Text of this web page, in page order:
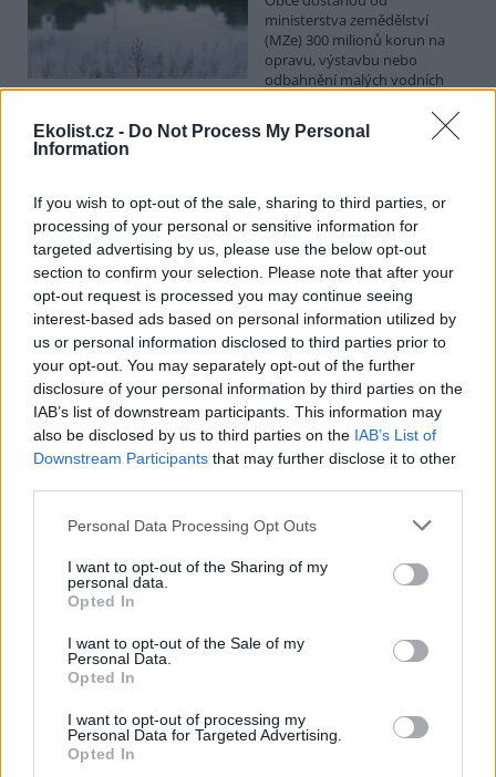
Ekolist.cz - Do Not Process My Personal
Information
If you wish to opt-out of the sale, sharing to third parties, or
processing of your personal or sensitive information for
targeted advertising by us, please use the below opt-out
section to confirm your selection. Please note that after your
opt-out request is processed you may continue seeing
interest-based ads based on personal information utilized by
us or personal information disclosed to third parties prior to
your opt-out. You may separately opt-out of the further
disclosure of your personal information by third parties on the
IAB’s list of downstream participants. This information may
also be disclosed by us to third parties on the IAB’s List of
Downstream Participants that may further disclose it to other
Personal Data Processing Opt Outs
I want to opt-out of the Sharing of my
personal data.
Opted In
I want to opt-out of the Sale of my
Personal Data.
Opted In
I want to opt-out of processing my
Personal Data for Targeted Advertising.
Opted In
ministerstva zemědělství
(MZe) 300 milionů korun na
opravu, výstavbu nebo
odbahnění malých vodních
Hospodářským zvířatům pomáhají při vedrech remízky
4.8.2026 12:52 ( ČTK)
Hospodářská zvířata na jihu
Čech se při tropických
teplotách ochlazují v
remízkách i kamenných stájích.
Někteří jihočeští farmáři
vypouštějí krávy, ovce či koně na pastviny v noci a v největších
vedrech je nechávají uvnitř chladnějších budov. Kvůli suchu
neroste na loukách tráva a zemědělci musí dobytek přikrmovat
zásobami sena na zimu. Vysychají zdroje vody a rostou náklady na
její dopravu i na elektřinu na ochlazování zvířat, zjistila ČTK.
V Japonsku, které bojuje s extrémními vedry, uhynuly
tři lvice, píše BBC News
4.8.2026 12:42 ( ČTK
Diskuse: 2
Tři lvice v zoologické zahradě v
japonském Tokiu uhynuly
potýká s vlnami extrémních
veder, napsal zpravodajský server
BBC News
Ghanský parlament schválil přísný zákon na ochranu
kakaových plantáží
4.8.2026 12:39 (ČTK